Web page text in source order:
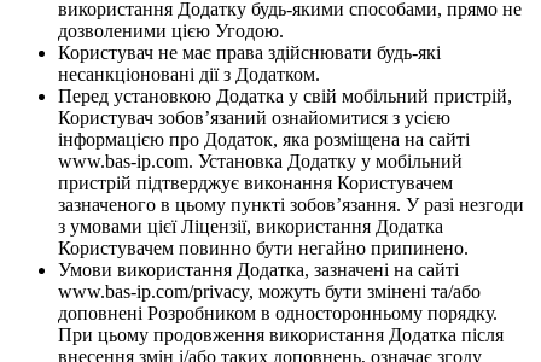
використання Додатку будь-якими способами, прямо не
дозволеними цією Угодою.
Користувач не має права здійснювати будь-які
несанкціоновані дії з Додатком.
Перед установкою Додатка у свій мобільний пристрій,
Користувач зобов’язаний ознайомитися з усією
інформацією про Додаток, яка розміщена на сайті
www.bas-ip.com. Установка Додатку у мобільний
пристрій підтверджує виконання Користувачем
зазначеного в цьому пункті зобов’язання. У разі незгоди
з умовами цієї Ліцензії, використання Додатка
Користувачем повинно бути негайно припинено.
Умови використання Додатка, зазначені на сайті
www.bas-ip.com/privacy, можуть бути змінені та/або
доповнені Розробником в односторонньому порядку.
При цьому продовження використання Додатка після
внесення змін і/або таких доповнень, означає згоду